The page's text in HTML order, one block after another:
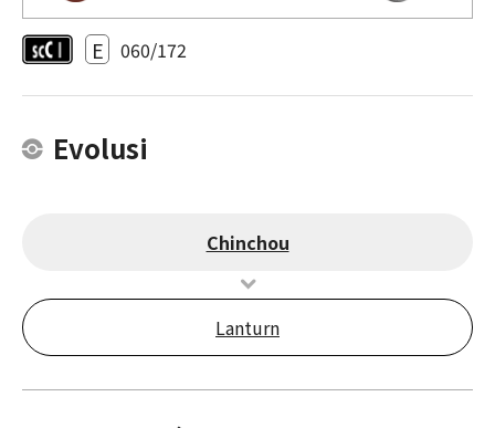
E 060/172
Evolusi
Chinchou
Lanturn